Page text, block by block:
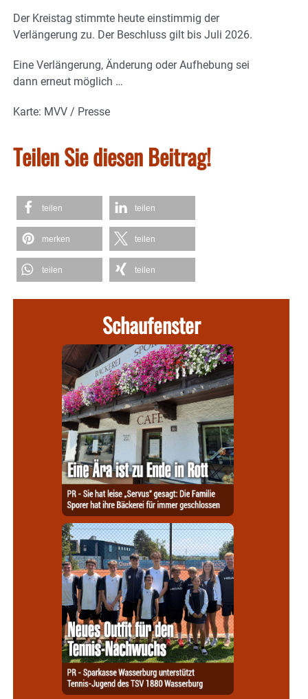
Der Kreistag stimmte heute einstimmig der
Verlängerung zu. Der Beschluss gilt bis Juli 2026.
Eine Verlängerung, Änderung oder Aufhebung sei
dann erneut möglich …
Karte: MVV / Presse
Teilen Sie diesen Beitrag!
teilen teilen
merken teilen
teilen teilen
Schaufenster